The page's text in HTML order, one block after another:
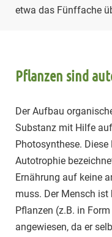
etwa das Fünffache
Pflanzen sind
Der Aufbau
Substanz mit Hilfe
Photosynthese.
Autotrophie
Ernährung auf keine
muss. Der Mensch
Pflanzen (z.B. in
angewiesen, da er